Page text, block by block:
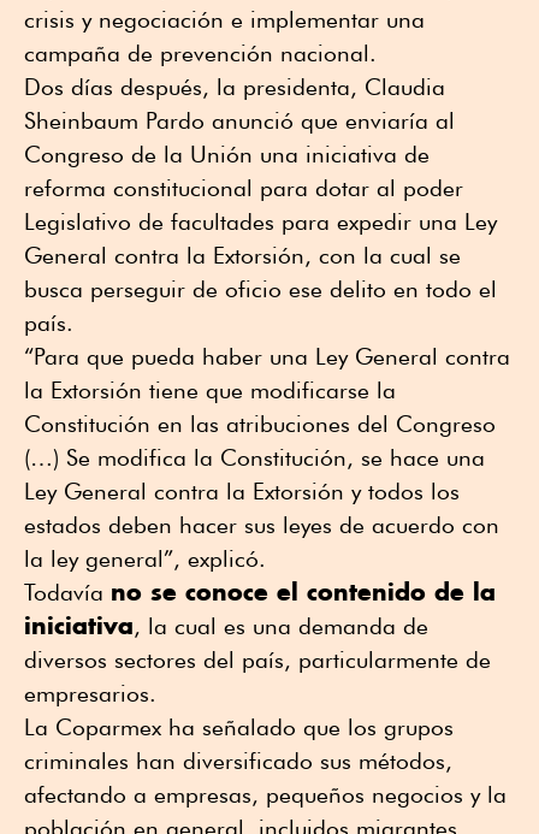
crisis y negociación e implementar una
campaña de prevención nacional.
Dos días después, la presidenta, Claudia
Sheinbaum Pardo anunció que enviaría al
Congreso de la Unión una iniciativa de
reforma constitucional para dotar al poder
Legislativo de facultades para expedir una Ley
General contra la Extorsión, con la cual se
busca perseguir de oficio ese delito en todo el
país.
“Para que pueda haber una Ley General contra
la Extorsión tiene que modificarse la
Constitución en las atribuciones del Congreso
(…) Se modifica la Constitución, se hace una
Ley General contra la Extorsión y todos los
estados deben hacer sus leyes de acuerdo con
la ley general”, explicó.
Todavía no se conoce el contenido de la
iniciativa, la cual es una demanda de
diversos sectores del país, particularmente de
empresarios.
La Coparmex ha señalado que los grupos
criminales han diversificado sus métodos,
afectando a empresas, pequeños negocios y la
población en general, incluidos migrantes.